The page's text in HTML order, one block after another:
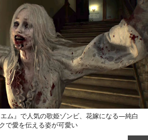
エム』で人気の歌姫ゾンビ、花嫁になる―純白
で愛を伝える姿が可愛い